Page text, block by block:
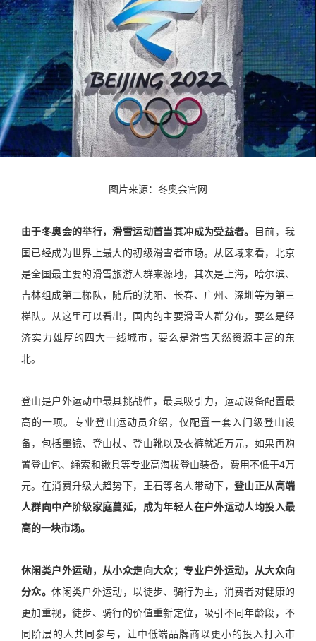
图片来源：冬奥会官网
由于冬奥会的举行，滑雪运动首当其冲成为受益者。
目前，我
国已经成为世界上最大的初级滑雪者市场。从区域来看，北京
是全国最主要的滑雪旅游人群来源地，其次是上海，哈尔滨、
吉林组成第二梯队，随后的沈阳、长春、广州、深圳等为第三
梯队。从这里可以看出，国内的主要滑雪人群分布，要么是经
济实力雄厚的四大一线城市，要么是滑雪天然资源丰富的东
北。
登山是户外运动中最具挑战性，最具吸引力，运动设备配置最
高的一项。专业登山运动员介绍，仅配置一套入门级登山设
备，包括墨镜、登山杖、登山靴以及衣裤就近万元，如果再购
置登山包、绳索和锹具等专业高海拔登山装备，费用不低于4万
元。在消费升级大趋势下，王石等名人带动下，登山正从高端
人群向中产阶级家庭蔓延，成为年轻人在户外运动人均投入最
高的一块市场。
休闲类户外运动，从小众走向大众；专业户外运动，从大众向
分众。休闲类户外运动，以徒步、骑行为主，消费者对健康的
更加重视，徒步、骑行的价值重新定位，吸引不同年龄段，不
同阶层的人共同参与，让中低端品牌商以更小的投入打入市